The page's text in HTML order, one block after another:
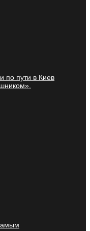
по пути в Киев